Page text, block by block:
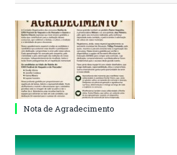
Nota de Agradecimento